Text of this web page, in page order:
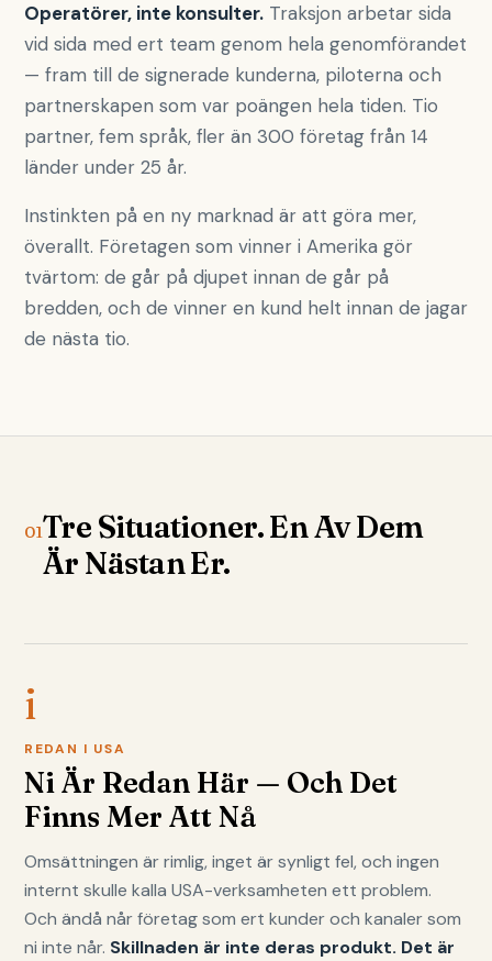
Operatörer, inte konsulter. Traksjon arbetar sida
vid sida med ert team genom hela genomförandet
— fram till de signerade kunderna, piloterna och
partnerskapen som var poängen hela tiden. Tio
partner, fem språk, fler än 300 företag från 14
länder under 25 år.
Instinkten på en ny marknad är att göra mer,
överallt. Företagen som vinner i Amerika gör
tvärtom: de går på djupet innan de går på
bredden, och de vinner en kund helt innan de jagar
de nästa tio.
01Tre Situationer. En Av Dem
Är Nästan Er.
i
REDAN I USA
Ni Är Redan Här — Och Det
Finns Mer Att Nå
Omsättningen är rimlig, inget är synligt fel, och ingen
internt skulle kalla USA-verksamheten ett problem.
Och ändå når företag som ert kunder och kanaler som
ni inte når. Skillnaden är inte deras produkt. Det är